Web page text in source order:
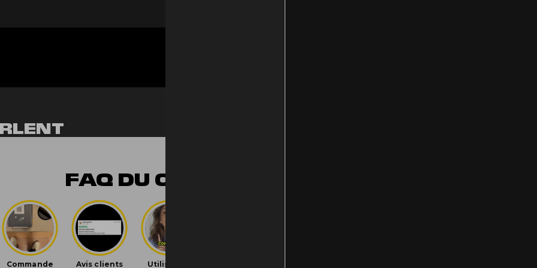
dingue, et le goût est vraiment au top. Effet relaxant mais bien équilibré. Un must-have !
Time)
FAQ DU CBD